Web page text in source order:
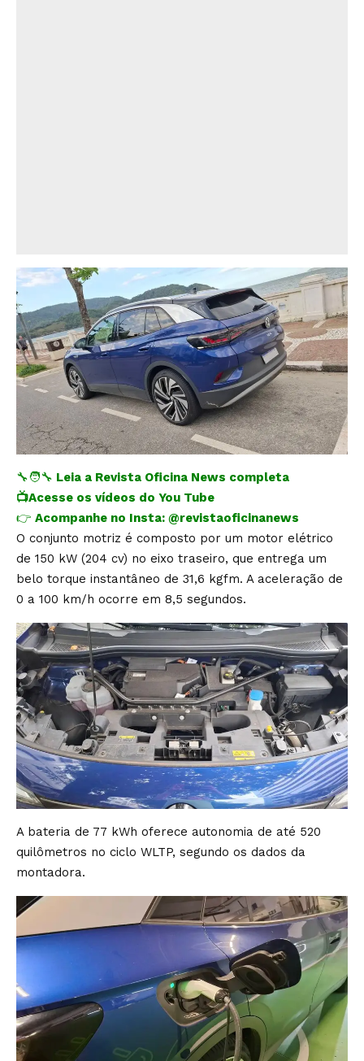
🔧🧑‍🔧 Leia a Revista Oficina News completa
📺Acesse os vídeos do You Tube
👉 Acompanhe no Insta: @revistaoficinanews
O conjunto motriz é composto por um motor elétrico
de 150 kW (204 cv) no eixo traseiro, que entrega um
belo torque instantâneo de 31,6 kgfm. A aceleração de
0 a 100 km/h ocorre em 8,5 segundos.
A bateria de 77 kWh oferece autonomia de até 520
quilômetros no ciclo WLTP, segundo os dados da
montadora.